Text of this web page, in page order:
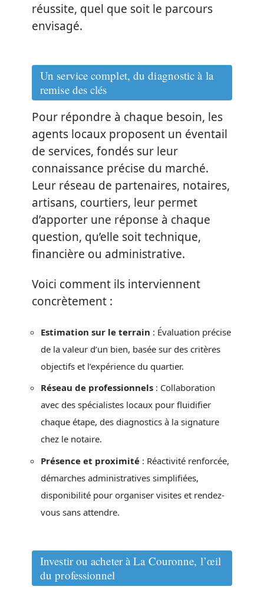
réussite, quel que soit le parcours
envisagé.
Un service complet, du diagnostic à la
remise des clés
Pour répondre à chaque besoin, les
agents locaux proposent un éventail
de services, fondés sur leur
connaissance précise du marché.
Leur réseau de partenaires, notaires,
artisans, courtiers, leur permet
d’apporter une réponse à chaque
question, qu’elle soit technique,
financière ou administrative.
Voici comment ils interviennent
concrètement :
Estimation sur le terrain : Évaluation précise
de la valeur d’un bien, basée sur des critères
objectifs et l’expérience du quartier.
Réseau de professionnels : Collaboration
avec des spécialistes locaux pour fluidifier
chaque étape, des diagnostics à la signature
chez le notaire.
Présence et proximité : Réactivité renforcée,
démarches administratives simplifiées,
disponibilité pour organiser visites et rendez-
vous sans attendre.
Investir ou acheter à La Couronne, l’œil
du professionnel